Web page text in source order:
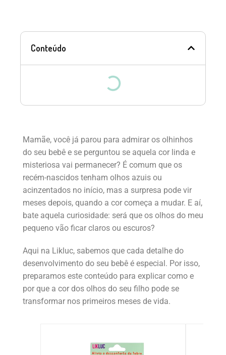
Conteúdo
Mamãe, você já parou para admirar os olhinhos
do seu bebê e se perguntou se aquela cor linda e
misteriosa vai permanecer? É comum que os
recém-nascidos tenham olhos azuis ou
acinzentados no início, mas a surpresa pode vir
meses depois, quando a cor começa a mudar. E aí,
bate aquela curiosidade: será que os olhos do meu
pequeno vão ficar claros ou escuros?
Aqui na Likluc, sabemos que cada detalhe do
desenvolvimento do seu bebê é especial. Por isso,
preparamos este conteúdo para explicar como e
por que a cor dos olhos do seu filho pode se
transformar nos primeiros meses de vida.